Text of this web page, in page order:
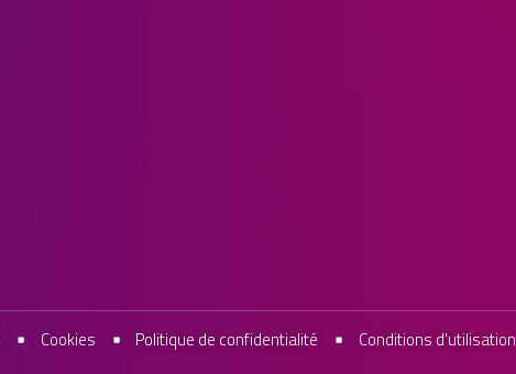
Cookies Politique de confidentialité Conditions d'utilisation